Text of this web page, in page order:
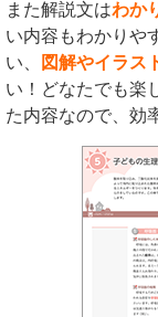
また解説文はわか
い内容もわかりや
い、
図解やイラス
い！どなたでも楽
た内容なので、効